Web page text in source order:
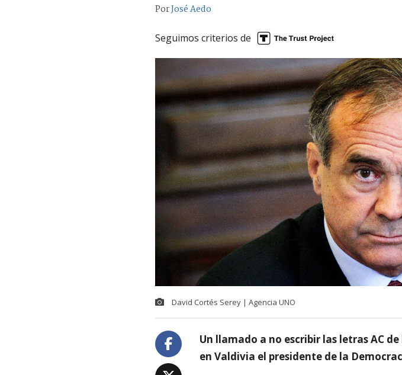
PorJosé Aedo
Seguimos criterios de
David Cortés Serey | Agencia UNO
Un llamado a no escribir las letras AC
en Valdivia el presidente de la